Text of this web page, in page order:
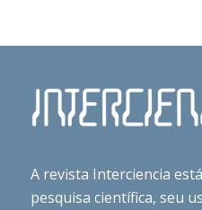
A revista Interciencia
pesquisa científica, seu